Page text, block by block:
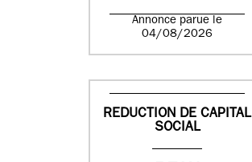
Annonce parue le
04/08/2026
REDUCTION DE CAPITAL
SOCIAL